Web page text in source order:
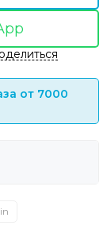
от 7000